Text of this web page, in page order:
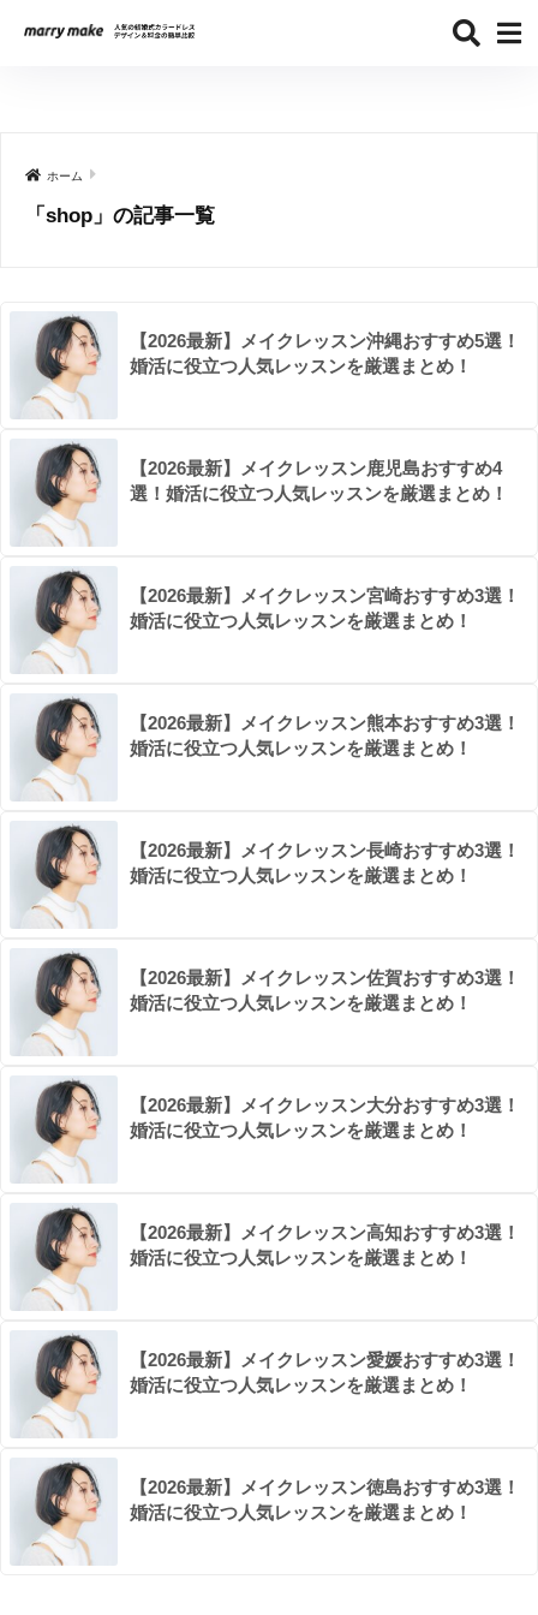
ホーム
「shop」の記事一覧
【2026最新】メイクレッスン沖縄おすすめ5選！
婚活に役立つ人気レッスンを厳選まとめ！
【2026最新】メイクレッスン鹿児島おすすめ4
選！婚活に役立つ人気レッスンを厳選まとめ！
【2026最新】メイクレッスン宮崎おすすめ3選！
婚活に役立つ人気レッスンを厳選まとめ！
【2026最新】メイクレッスン熊本おすすめ3選！
婚活に役立つ人気レッスンを厳選まとめ！
【2026最新】メイクレッスン長崎おすすめ3選！
婚活に役立つ人気レッスンを厳選まとめ！
【2026最新】メイクレッスン佐賀おすすめ3選！
婚活に役立つ人気レッスンを厳選まとめ！
【2026最新】メイクレッスン大分おすすめ3選！
婚活に役立つ人気レッスンを厳選まとめ！
【2026最新】メイクレッスン高知おすすめ3選！
婚活に役立つ人気レッスンを厳選まとめ！
【2026最新】メイクレッスン愛媛おすすめ3選！
婚活に役立つ人気レッスンを厳選まとめ！
【2026最新】メイクレッスン徳島おすすめ3選！
婚活に役立つ人気レッスンを厳選まとめ！